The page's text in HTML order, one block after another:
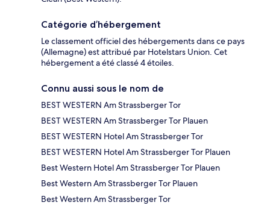
Catégorie d’hébergement
Le classement officiel des hébergements dans ce pays
(Allemagne) est attribué par Hotelstars Union. Cet
hébergement a été classé 4 étoiles.
Connu aussi sous le nom de
BEST WESTERN Am Strassberger Tor
BEST WESTERN Am Strassberger Tor Plauen
BEST WESTERN Hotel Am Strassberger Tor
BEST WESTERN Hotel Am Strassberger Tor Plauen
Best Western Hotel Am Strassberger Tor Plauen
Best Western Am Strassberger Tor Plauen
Best Western Am Strassberger Tor